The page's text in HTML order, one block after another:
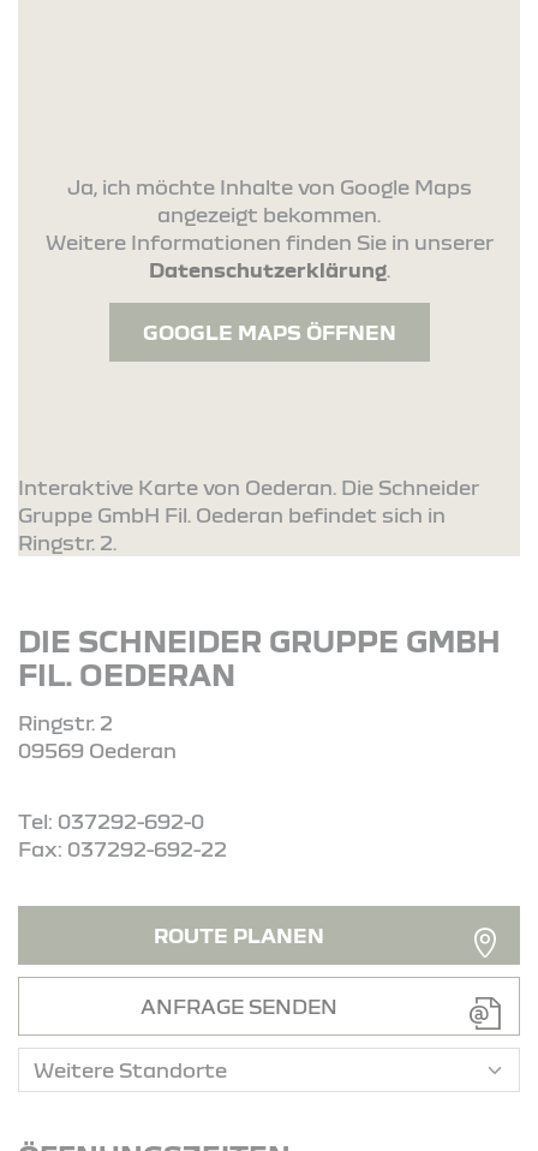
Ja, ich möchte Inhalte von Google Maps
angezeigt bekommen.
Weitere Informationen finden Sie in unserer
Datenschutzerklärung.
GOOGLE MAPS ÖFFNEN
Interaktive Karte von Oederan. Die Schneider
Gruppe GmbH Fil. Oederan befindet sich in
Ringstr. 2.
DIE SCHNEIDER GRUPPE GMBH
FIL. OEDERAN
Ringstr. 2
09569 Oederan
Tel: 037292-692-0
Fax: 037292-692-22
ROUTE PLANEN
ANFRAGE SENDEN